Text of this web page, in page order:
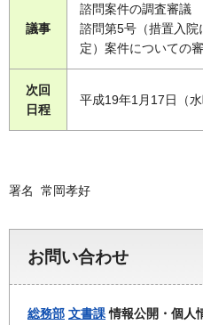
議事
諮問案件の調査審議
諮問第5号（措置入院
定）案件についての
次回
日程
平成19年1月17日（
署名 常岡孝好
お問い合わせ
総務部 文書課情報公開・個人